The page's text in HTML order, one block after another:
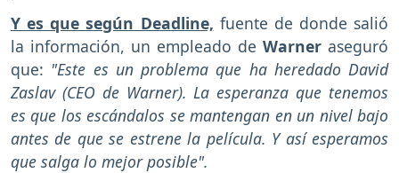
Y es que según Deadline, fuente de donde salió
la información, un empleado de Warner aseguró
que: "Este es un problema que ha heredado David
Zaslav (CEO de Warner). La esperanza que tenemos
es que los escándalos se mantengan en un nivel bajo
antes de que se estrene la película. Y así esperamos
que salga lo mejor posible".